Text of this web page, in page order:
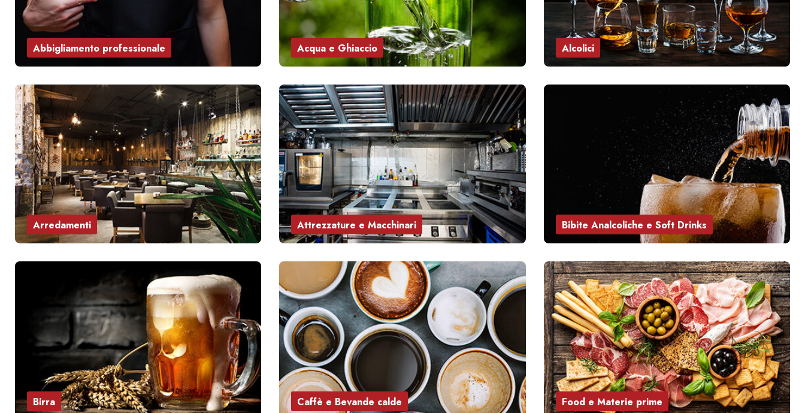
Abbigliamento professionale Acqua e Ghiaccio Alcolici
Arredamenti Attrezzature e Macchinari Bibite Analcoliche e Soft Drinks
Birra Caffè e Bevande calde Food e Materie prime